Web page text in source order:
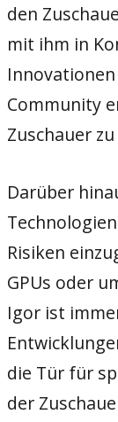
den
mit ihm in
Community
Zuschauer
Darüber
Risiken
GPUs oder
Igor ist
die Tür für
der